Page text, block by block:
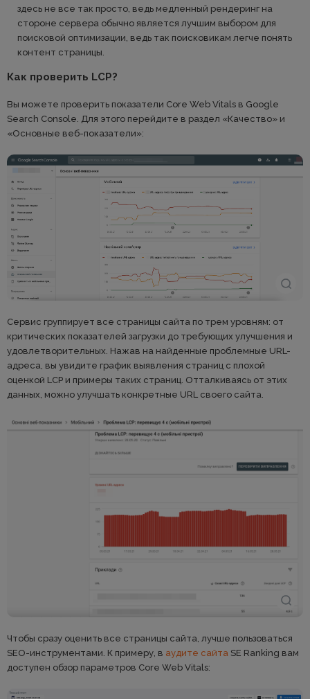
здесь не все так просто, ведь медленный рендеринг на
стороне сервера обычно является лучшим выбором для
поисковой оптимизации, ведь так поисковикам легче понять
контент страницы.
Как проверить LCP?
Вы можете проверить показатели Core Web Vitals в Google
Search Console. Для этого перейдите в раздел «Качество» и
«Основные веб-показатели»:
Сервис группирует все страницы сайта по трем уровням: от
критических показателей загрузки до требующих улучшения и
удовлетворительных. Нажав на найденные проблемные URL-
адреса, вы увидите график выявления страниц с плохой
оценкой LCP и примеры таких страниц. Отталкиваясь от этих
данных, можно улучшать конкретные URL своего сайта.
Чтобы сразу оценить все страницы сайта, лучше пользоваться
SEO-инструментами. К примеру, в аудите сайта SE Ranking вам
доступен обзор параметров Core Web Vitals: